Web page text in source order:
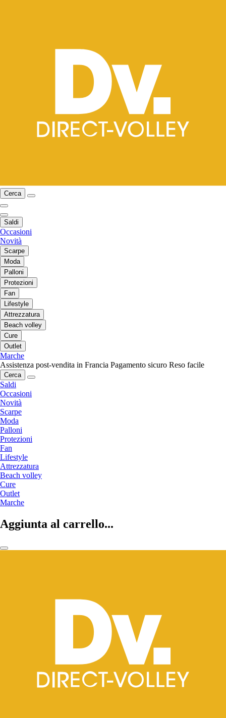
Cerca
Saldi
Occasioni
Novità
Scarpe
Moda
Palloni
Protezioni
Fan
Lifestyle
Attrezzatura
Beach volley
Cure
Outlet
Marche
Assistenza post-vendita in Francia Pagamento sicuro Reso facile
Cerca
Saldi
Occasioni
Novità
Scarpe
Moda
Palloni
Protezioni
Fan
Lifestyle
Attrezzatura
Beach volley
Cure
Outlet
Marche
Aggiunta al carrello...